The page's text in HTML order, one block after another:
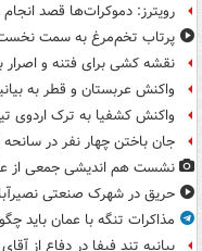
رویترز: دموکرات‌ها قصد
پرتاب تخم‌مرغ به سمت
نقشه کشی برای فتنه و اصرار
واکنش عربستان و قطر به
واکنش کشفیا به ترک اردوی
جان باختن چهار نفر در
نشست هم اندیشی جمعی از
حریق در شهرک صنعتی
مذاکرات تنگه با عمان باید
بیانیه تند فیفا در دفاع از